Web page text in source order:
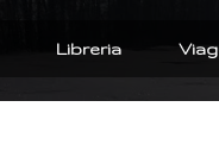
Libreria